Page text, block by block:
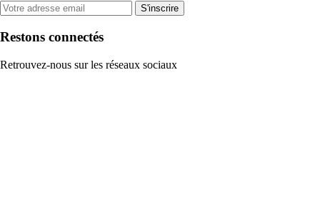
S'inscrire
Restons connectés
Retrouvez-nous sur les réseaux sociaux